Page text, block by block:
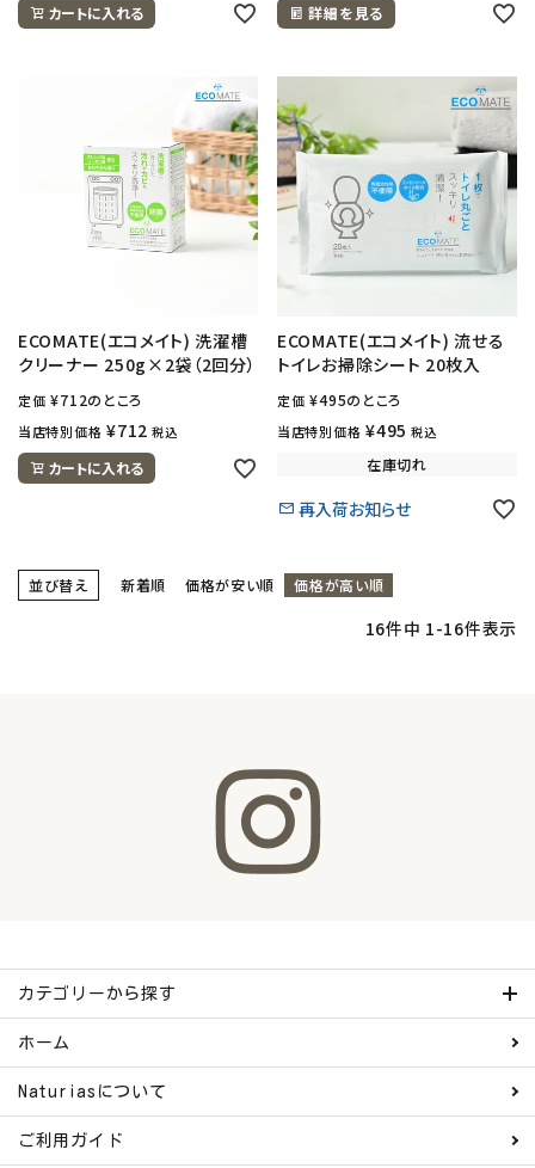
カートに入れる 詳細を見る
ECOMATE(エコメイト) 洗濯槽
クリーナー 250g×2袋（2回分）
定価 ¥712のところ
当店特別価格 ¥712 税込
カートに入れる
ECOMATE(エコメイト) 流せる
トイレお掃除シート 20枚入
定価 ¥495のところ
当店特別価格 ¥495 税込
在庫切れ
再入荷お知らせ
並び替え 新着順 価格が安い順 価格が高い順
16件中 1-16件表示
カテゴリーから探す
ホーム
Naturiasについて
ご利用ガイド